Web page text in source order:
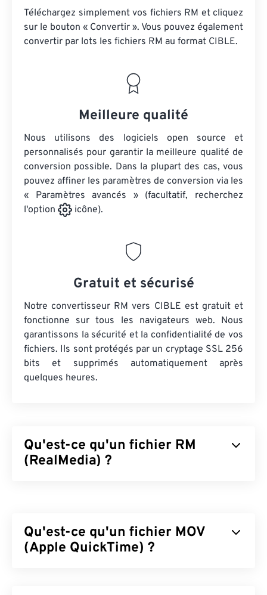
Téléchargez simplement vos fichiers RM et cliquez
sur le bouton « Convertir ». Vous pouvez également
convertir par lots les fichiers RM au format CIBLE.
Meilleure qualité
Nous utilisons des logiciels open source et
personnalisés pour garantir la meilleure qualité de
conversion possible. Dans la plupart des cas, vous
pouvez affiner les paramètres de conversion via les
« Paramètres avancés » (facultatif, recherchez
l'option
icône).
Gratuit et sécurisé
Notre convertisseur RM vers CIBLE est gratuit et
fonctionne sur tous les navigateurs web. Nous
garantissons la sécurité et la confidentialité de vos
fichiers. Ils sont protégés par un cryptage SSL 256
bits et supprimés automatiquement après
quelques heures.
Qu'est-ce qu'un fichier RM
(RealMedia) ?
contenu sur Internet. RM compresse la vidéo avec
un codec RealVideo et l'audio avec un codec
Qu'est-ce qu'un fichier MOV
(Apple QuickTime) ?